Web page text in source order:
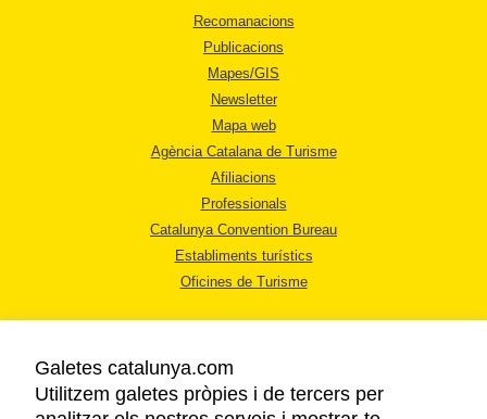
Recomanacions
Publicacions
Mapes/GIS
Newsletter
Mapa web
Agència Catalana de Turisme
Afiliacions
Professionals
Catalunya Convention Bureau
Establiments turístics
Oficines de Turisme
Galetes catalunya.com
Utilitzem galetes pròpies i de tercers per